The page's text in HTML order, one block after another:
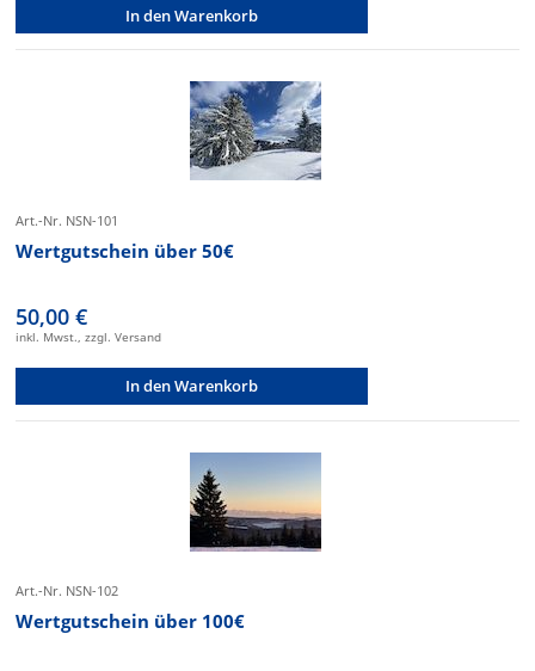
In den Warenkorb
Art.-Nr. NSN-101
Wertgutschein über 50€
50,00 €
inkl. Mwst., zzgl. Versand
In den Warenkorb
Art.-Nr. NSN-102
Wertgutschein über 100€